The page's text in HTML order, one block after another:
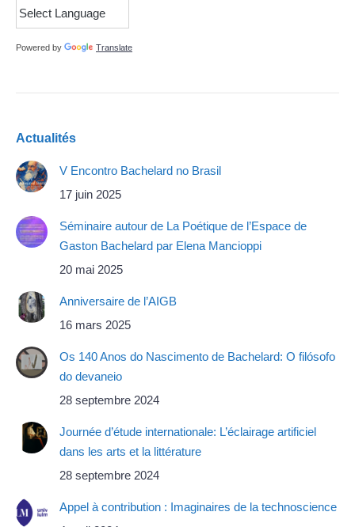
Powered by Translate
Actualités
V Encontro Bachelard no Brasil
17 juin 2025
Séminaire autour de La Poétique de l’Espace de
Gaston Bachelard par Elena Mancioppi
20 mai 2025
Anniversaire de l’AIGB
16 mars 2025
Os 140 Anos do Nascimento de Bachelard: O filósofo
do devaneio
28 septembre 2024
Journée d’étude internationale: L’éclairage artificiel
dans les arts et la littérature
28 septembre 2024
Appel à contribution : Imaginaires de la technoscience